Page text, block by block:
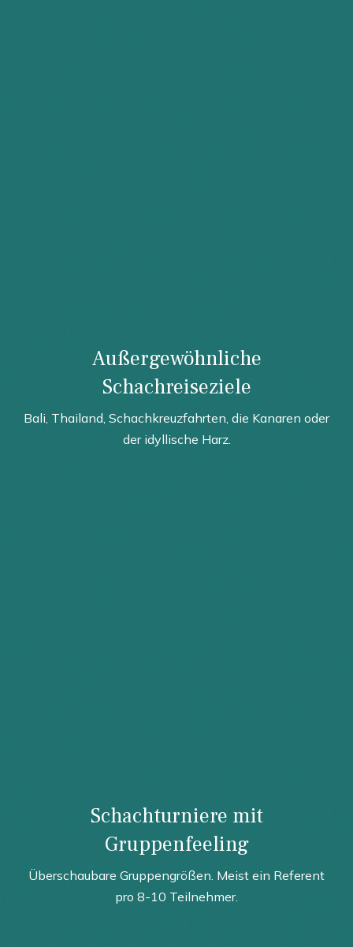
Außergewöhnliche
Schachreiseziele
Bali, Thailand, Schachkreuzfahrten, die Kanaren oder
der idyllische Harz.
Schachturniere mit
Gruppenfeeling
Überschaubare Gruppengrößen. Meist ein Referent
pro 8-10 Teilnehmer.